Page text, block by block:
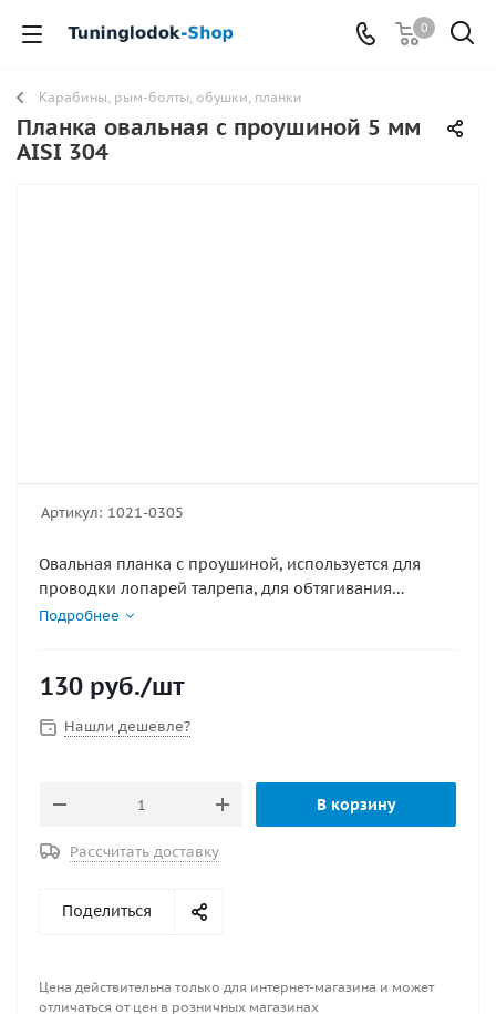
0
Карабины, рым-болты, обушки, планки
Планка овальная с проушиной 5 мм
AISI 304
Артикул: 1021-0305
Овальная планка с проушиной, используется для
проводки лопарей талрепа, для обтягивания
стоячего такелажа или крепления иных конструкций
: нержавеющая сталь
Подробнее
130 руб./шт
Нашли дешевле?
В корзину
Рассчитать доставку
Поделиться
Цена действительна только для интернет-магазина и может
отличаться от цен в розничных магазинах